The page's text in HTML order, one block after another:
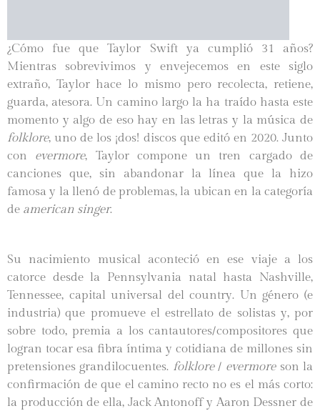
¿Cómo fue que Taylor Swift ya cumplió 31 años?
Mientras sobrevivimos y envejecemos en este siglo
extraño, Taylor hace lo mismo pero recolecta, retiene,
guarda, atesora. Un camino largo la ha traído hasta este
momento y algo de eso hay en las letras y la música de
folklore, uno de los ¡dos! discos que editó en 2020. Junto
con evermore, Taylor compone un tren cargado de
canciones que, sin abandonar la línea que la hizo
famosa y la llenó de problemas, la ubican en la categoría
de american singer.
Su nacimiento musical aconteció en ese viaje a los
catorce desde la Pennsylvania natal hasta Nashville,
Tennessee, capital universal del country. Un género (e
industria) que promueve el estrellato de solistas y, por
sobre todo, premia a los cantautores/compositores que
logran tocar esa fibra íntima y cotidiana de millones sin
pretensiones grandilocuentes. folklore/ evermore son la
confirmación de que el camino recto no es el más corto:
la producción de ella, Jack Antonoff y Aaron Dessner de